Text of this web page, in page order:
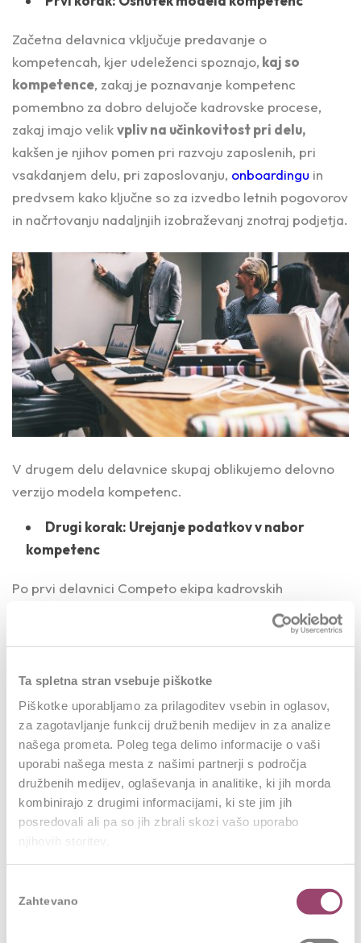
Ta spletna stran vsebuje piškotke
Piškotke uporabljamo za prilagoditev vsebin in oglasov,
za zagotavljanje funkcij družbenih medijev in za analize
našega prometa. Poleg tega delimo informacije o vaši
uporabi našega mesta z našimi partnerji s področja
družbenih medijev, oglaševanja in analitike, ki jih morda
kombinirajo z drugimi informacijami, ki ste jim jih
posredovali ali pa so jih zbrali skozi vašo uporabo
soglasja
Zahtevano
Začetna delavnica vključuje predavanje o
kompetencah, kjer udeleženci spoznajo, kaj so
kompetence, zakaj je poznavanje kompetenc
pomembno za dobro delujoče kadrovske procese,
zakaj imajo velikvpliv na učinkovitost pri delu,
kakšen je njihov pomen pri razvoju zaposlenih, pri
vsakdanjem delu, pri zaposlovanju, onboardingu in
predvsem kako ključne so za izvedbo letnih pogovorov
in načrtovanju nadaljnjih izobraževanj znotraj podjetja.
V drugem delu delavnice skupaj oblikujemo delovno
verzijo modela kompetenc.
Drugi korak: Urejanje podatkov v nabor
kompetenc
Po prvi delavnici Competo ekipa kadrovskih
, prilagojenih
potrebam podjetja. Nabor je praktično zasnovan kot
Tretji korak: Vedenja in kako jih prepoznati
Skupajizberemo vedenja, po katerih prepoznavamo
kompetence in opremimo z znanjem, kako jih
ocenjevati (npr. s pomočjo vprašalnikov,
kompetenčnega pogovorain podobno).
Četrti korak: Oblikovanje končnega modela
Model oblikujemo tako, da je pripravljen za uporabo.
To pomeni, da pripravimo vsa potrebna orodja in
materiale, da lahko model začnemo takoj uporabljati.